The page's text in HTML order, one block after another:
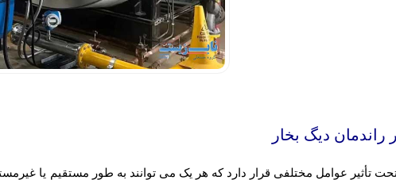
راندمان دیگ بخار
تأثیر عوامل مختلفی قرار دارد که هر یک می توانند به طور مستقیم یا